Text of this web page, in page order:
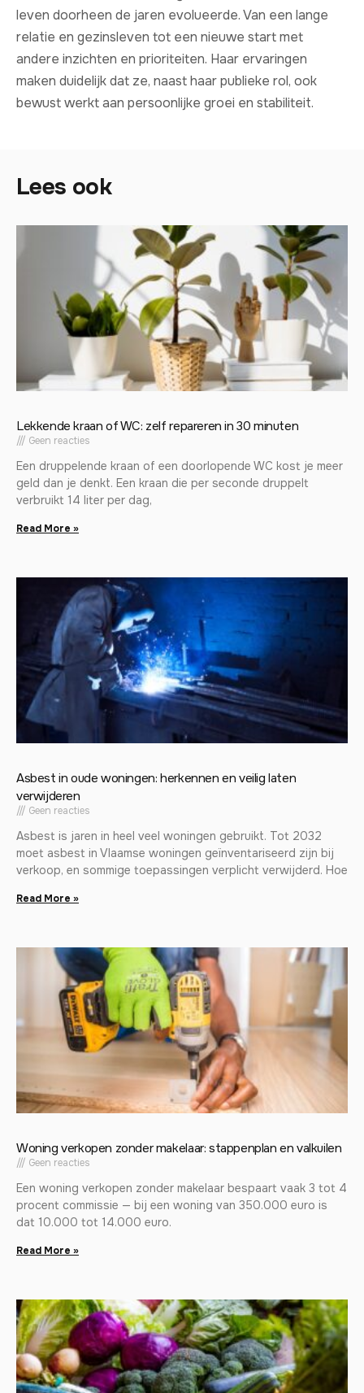
leven doorheen de jaren evolueerde. Van een lange
relatie en gezinsleven tot een nieuwe start met
andere inzichten en prioriteiten. Haar ervaringen
maken duidelijk dat ze, naast haar publieke rol, ook
bewust werkt aan persoonlijke groei en stabiliteit.
Lees ook
Lekkende kraan of WC: zelf repareren in 30 minuten
Geen reacties
Een druppelende kraan of een doorlopende WC kost je meer
geld dan je denkt. Een kraan die per seconde druppelt
verbruikt 14 liter per dag,
Read More »
Asbest in oude woningen: herkennen en veilig laten
verwijderen
Geen reacties
Asbest is jaren in heel veel woningen gebruikt. Tot 2032
moet asbest in Vlaamse woningen geïnventariseerd zijn bij
verkoop, en sommige toepassingen verplicht verwijderd. Hoe
Read More »
Woning verkopen zonder makelaar: stappenplan en valkuilen
Geen reacties
Een woning verkopen zonder makelaar bespaart vaak 3 tot 4
procent commissie — bij een woning van 350.000 euro is
dat 10.000 tot 14.000 euro.
Read More »